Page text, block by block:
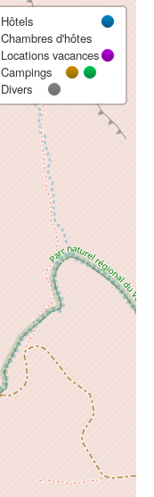
Hôtels
Chambres d'hôtes
Locations vacances
Campings
Divers